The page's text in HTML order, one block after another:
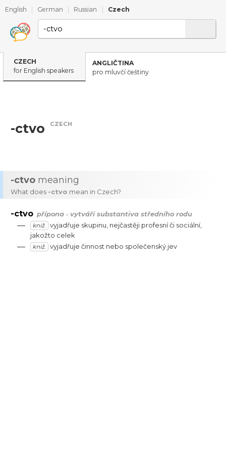
English German Russian Czech
CZECH
for English speakers
ANGLIČTINA
pro mluvčí češtiny
-ctvo CZECH
-ctvo meaning
What does -ctvo mean in Czech?
-ctvo přípona · vytváří substantiva středního rodu
— kniž. vyjadřuje skupinu, nejčastěji profesníči sociální,
jakožto celek
— kniž. vyjadřuje činnost nebo společenský jev